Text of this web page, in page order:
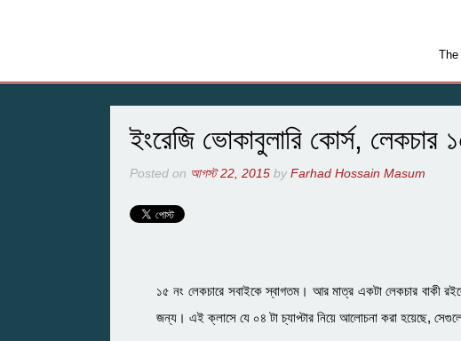
The
ইংরেজি ভোকাবুলারি কোর্স, লেকচার
Posted on আগস্ট 22, 2015byFarhad Hossain Masum
১৫ নং লেকচারে সবাইকে স্বাগতম। আর মাত্র একটা লেকচার বাকী
জন্য। এই ক্লাসে যে ০৪ টা চ্যাপ্টার নিয়ে আলোচনা করা হয়েছে,